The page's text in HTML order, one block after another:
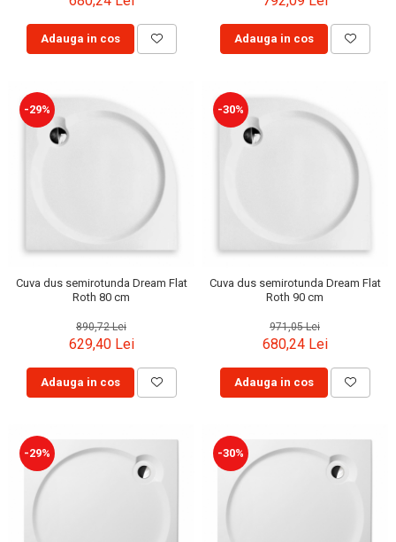
Capace WC clasice
Capace bideuri
Pisoare
Adauga in cos Adauga in cos
-29%
Cuva dus semirotunda Dream Flat
Roth 80 cm
890,72 Lei
629,40 Lei
Adauga in cos
-30%
Cuva dus semirotunda Dream Flat
Roth 90 cm
971,05 Lei
680,24 Lei
Adauga in cos
-29% -30%